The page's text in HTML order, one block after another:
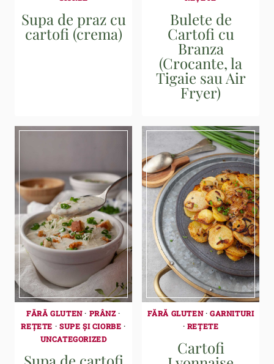
Supa de praz cu
cartofi (crema)
Bulete de
Cartofi cu
Branza
(Crocante, la
Tigaie sau Air
Fryer)
FĂRĂ GLUTEN· PRÂNZ·
REȚETE · SUPE ȘI CIORBE ·
UNCATEGORIZED
Supa de cartofi
FĂRĂ GLUTEN· GARNITURI
· REȚETE
Cartofi